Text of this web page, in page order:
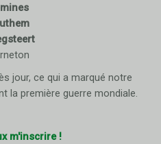
jour, ce qui a marqué notre
la première guerre mondiale.
m'inscrire !